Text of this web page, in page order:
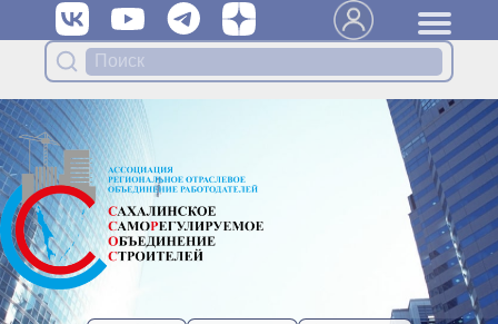
Органы управления Ассоциации
● Общее собрание членов
● Генеральный директор
Специализированные органы
● Контрольный комитет
● Дисциплинарный комитет